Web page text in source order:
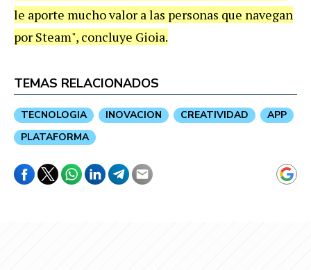
le aporte mucho valor a las personas que navegan
por Steam", concluye Gioia.
TEMAS RELACIONADOS
TECNOLOGIA INOVACION CREATIVIDAD
APP
PLATAFORMA